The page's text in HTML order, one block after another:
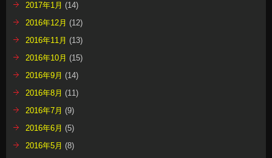
2017年1月 (14)
2016年12月 (12)
2016年11月 (13)
2016年10月 (15)
2016年9月 (14)
2016年8月 (11)
2016年7月 (9)
2016年6月 (5)
2016年5月 (8)